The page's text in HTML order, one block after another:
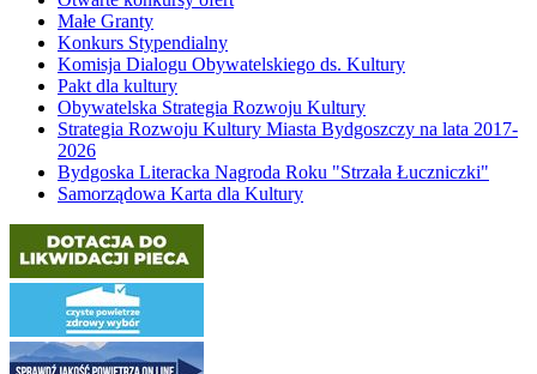
Małe Granty
Konkurs Stypendialny
Komisja Dialogu Obywatelskiego ds. Kultury
Pakt dla kultury
Obywatelska Strategia Rozwoju Kultury
Strategia Rozwoju Kultury Miasta Bydgoszczy na lata 2017-
2026
Bydgoska Literacka Nagroda Roku "Strzała Łuczniczki"
Samorządowa Karta dla Kultury